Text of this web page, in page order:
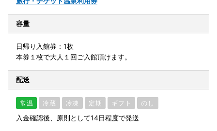
容量
日帰り入館券：1枚
本券１枚で大人１回ご入館頂けます。
配送
常温 冷蔵 冷凍 定期 ギフト のし
入金確認後、原則として14日程度で発送